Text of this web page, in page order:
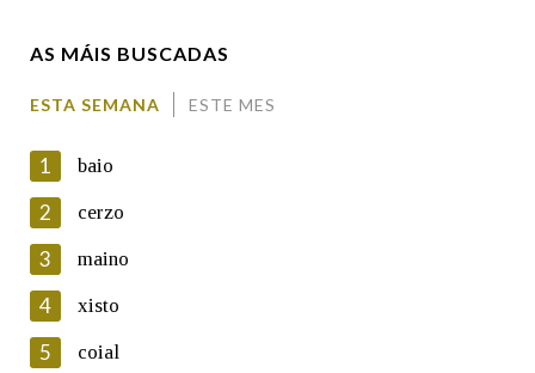
En cumprimento da normativa vixente en materia de
Protección de Datos de Carácter Persoal, a Real Academia
Galega informa a aqueles usuarios que faciliten o seu correo
electrónico, así como calquera outra información de carácter
persoal, que estes datos serán obxecto de tratamento
AS MÁIS BUSCADAS
ESTA SEMANA ESTE MES
1 baio
2 cerzo
3 maino
4 xisto
5 coial